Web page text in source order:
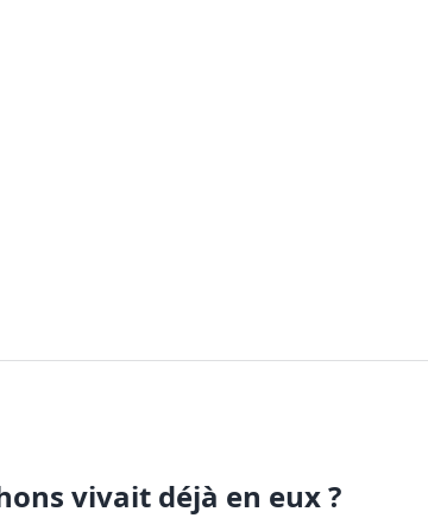
vivait déjà en eux ?